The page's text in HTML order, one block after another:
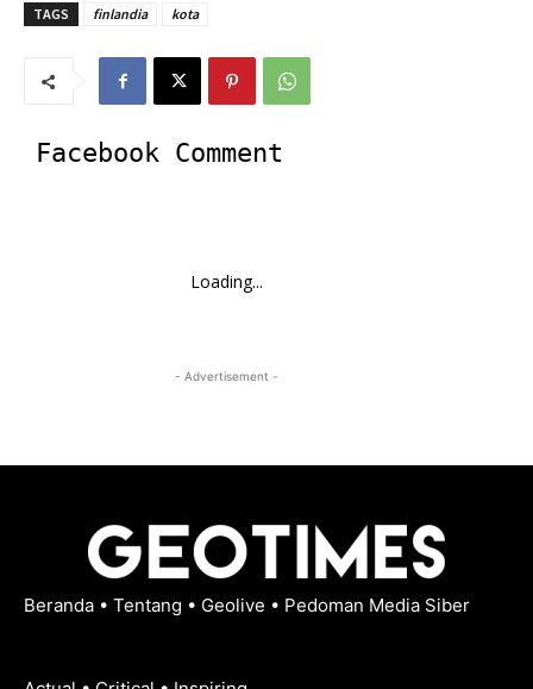
TAGS finlandia kota
Facebook Comment
Loading...
- Advertisement -
Beranda • Tentang • Geolive • Pedoman Media Siber